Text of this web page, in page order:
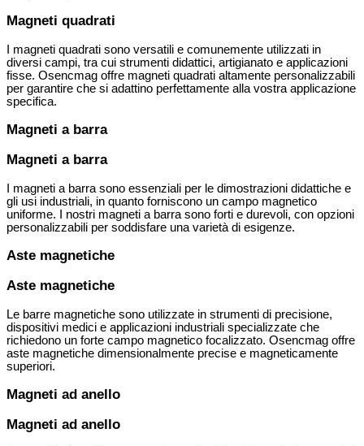
Magneti quadrati
I magneti quadrati sono versatili e comunemente utilizzati in
diversi campi, tra cui strumenti didattici, artigianato e applicazioni
fisse. Osencmag offre magneti quadrati altamente personalizzabili
per garantire che si adattino perfettamente alla vostra applicazione
specifica.
Magneti a barra
Magneti a barra
I magneti a barra sono essenziali per le dimostrazioni didattiche e
gli usi industriali, in quanto forniscono un campo magnetico
uniforme. I nostri magneti a barra sono forti e durevoli, con opzioni
personalizzabili per soddisfare una varietà di esigenze.
Aste magnetiche
Aste magnetiche
Le barre magnetiche sono utilizzate in strumenti di precisione,
dispositivi medici e applicazioni industriali specializzate che
richiedono un forte campo magnetico focalizzato. Osencmag offre
aste magnetiche dimensionalmente precise e magneticamente
superiori.
Magneti ad anello
Magneti ad anello